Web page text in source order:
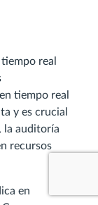
real
tiempo real
y es crucial
la auditoría
recursos
en